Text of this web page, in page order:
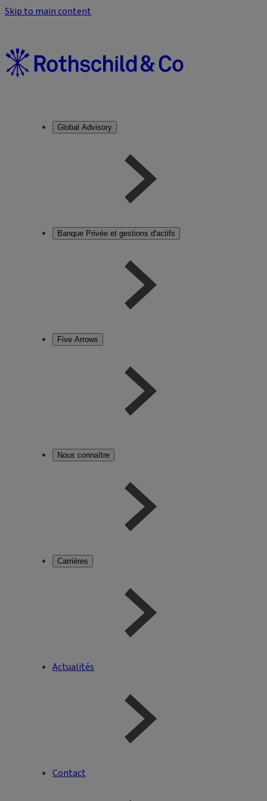
Skip to main content
Global Advisory
Banque Privée et gestions d'actifs
Five Arrows
Nous connaître
Carrières
Actualités
Contact